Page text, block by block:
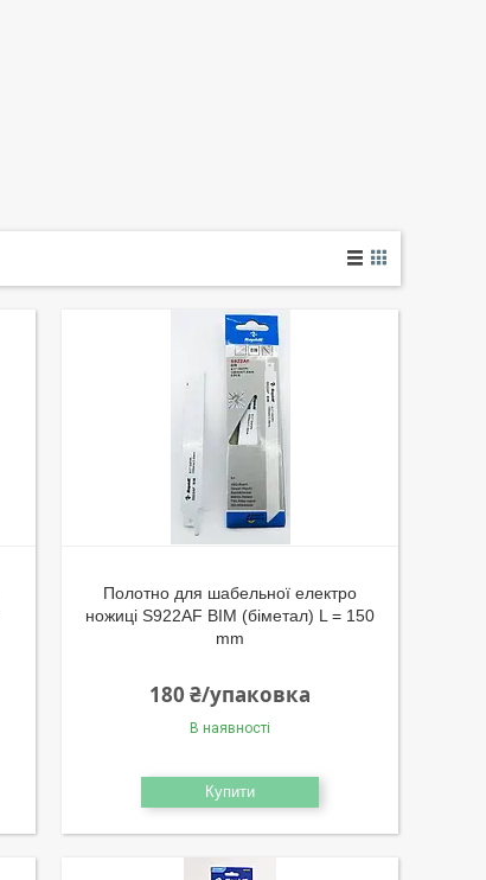
Полотно для шабельної електро
ножиці S922AF BIM (біметал) L = 150
mm
180 ₴/упаковка
В наявності
Купити